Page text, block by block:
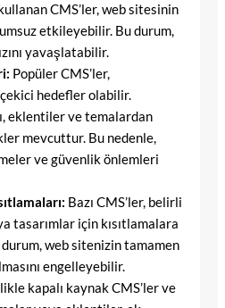
CMS’ler, web sitesinin
etkileyebilir. Bu durum,
yavaşlatabilir.
Popüler CMS’ler,
hedefler olabilir.
eklentiler ve temalardan
mevcuttur. Bu nedenle,
ve güvenlik önlemleri
Bazı CMS’ler, belirli
tasarımlar için kısıtlamalara
web sitenizin tamamen
engelleyebilir.
kapalı kaynak CMS’ler ve